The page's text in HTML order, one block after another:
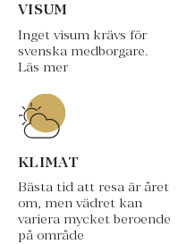
VISUM
Inget visum krävs för
svenska medborgare.
Läs mer
KLIMAT
Bästa tid att resa är året
om, men vädret kan
variera mycket beroende
på område